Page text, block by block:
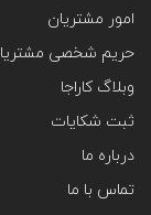
امور مشتریان
حریم شخصی
وبلاگ کاراجا
ثبت شکایات
درباره ما
تماس با ما